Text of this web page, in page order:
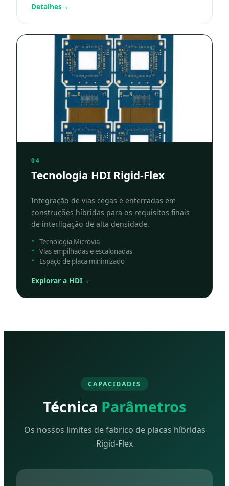
Detalhes→
04
Tecnologia HDI Rigid-Flex
Integração de vias cegas e enterradas em
construções híbridas para os requisitos finais
de interligação de alta densidade.
Tecnologia Microvia
Vias empilhadas e escalonadas
Espaço de placa minimizado
Explorar a HDI→
CAPACIDADES
Técnica Parâmetros
Os nossos limites de fabrico de placas híbridas
Rigid-Flex